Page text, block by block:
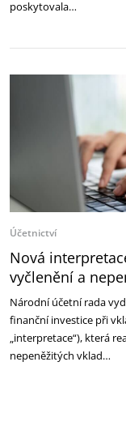
poskytovala…
Účetnictví
Nová
vyčlenění a
Národní účetní rada
finanční investice při
„interpretace“), která
nepeněžitých vklad…